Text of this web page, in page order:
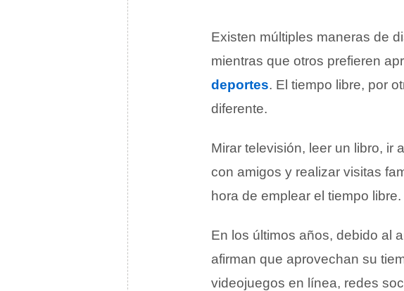
Existen múltiples maneras de
mientras que otros prefieren
deportes. El tiempo libre, por
diferente.
Mirar televisión, leer un libro, ir
con amigos y realizar visitas
hora de emplear el tiempo libre.
En los últimos años, debido al
afirman que aprovechan su
videojuegos en línea, redes